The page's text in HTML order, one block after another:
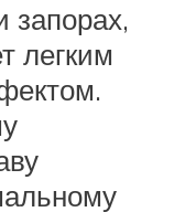
запорах,
легким